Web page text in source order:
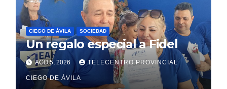
CIEGO DE ÁVILA SOCIEDAD
Un regalo especial a Fidel
AGO 5, 2026 TELECENTRO PROVINCIAL
CIEGO DE ÁVILA